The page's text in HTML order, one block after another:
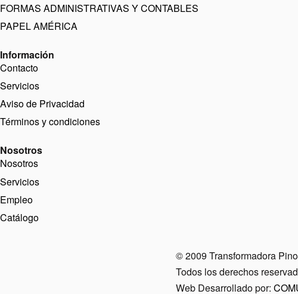
FORMAS ADMINISTRATIVAS Y CONTABLES
PAPEL AMÉRICA
Información
Contacto
Servicios
Aviso de Privacidad
Términos y condiciones
Nosotros
Nosotros
Servicios
Empleo
Catálogo
© 2009 Transformadora
Todos los derechos
Web Desarrollado por: